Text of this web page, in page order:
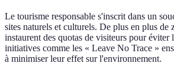
Le tourisme responsable s'inscrit dans un
sites naturels et culturels. De plus en plus de
instaurent des quotas de visiteurs pour éviter
initiatives comme les « Leave No Trace »
à minimiser leur effet sur l'environnement.